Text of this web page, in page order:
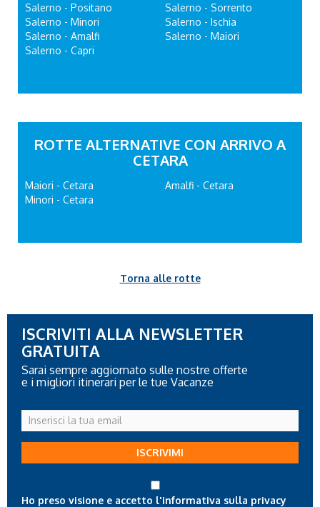
Salerno - Positano
Salerno - Minori
Salerno - Amalfi
Salerno - Capri
Salerno - Sorrento
Salerno - Ischia
Salerno - Maiori
ROTTE ALTERNATIVE CON ARRIVO A
CETARA
Maiori - Cetara
Minori - Cetara
Amalfi - Cetara
Torna alle rotte
ISCRIVITI ALLA NEWSLETTER
GRATUITA
Sarai sempre aggiornato sulle nostre offerte
e i migliori itinerari per le tue Vacanze
Inserisci
la
tua
ISCRIVIMI
Ho preso visione e accetto l'informativa sulla privacy